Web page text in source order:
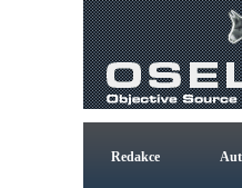
Redakce